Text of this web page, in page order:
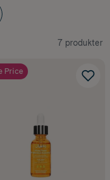
7 produkter
Price